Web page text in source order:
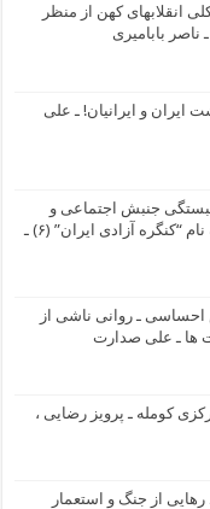
انقلابهای کهن از منظر
بابامیری
و ایرانیان! ـ علی
جنبش اجتماعی و
بررسی “نکثر” در پروژه ای به نام “کنگره آزادی ایران” (۶) ـ
ـ روانی ناشی از
ها ـ علی صدارت
کمیته مرکزی کومله ـ پرویز رضایی ،
از جنگ و استعمار